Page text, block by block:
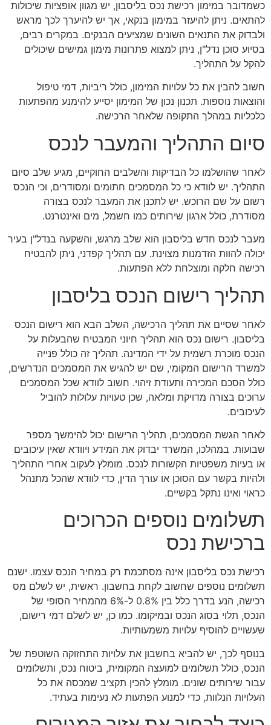
כשמדובר במימון רכישת נכס בליסבון, יש מגוון אופציות שיכולות
להתאים. ניתן להיעזר במימון בנקאי, אך יש להיערך לכך מראש
ולבדוק את התנאים השונים שמציעים הבנקים. במקרים רבים,
בסיוע סוכן נדל"ן, ניתן למצוא פתרונות מימון גמישים שיכולים
להקל על התהליך.
חשוב להבין את כל עלויות המימון, כולל ריביות, דמי טיפול
והוצאות נוספות. תכנון נכון של המימון יסייע להימנע מהפתעות
כלכליות במהלך התקופה שלאחר הרכישה.
סיום התהליך והמעבר לנכס
לאחר שהושלמו כל הבדיקות והשלבים החוקיים, מגיע שלב סיום
התהליך. יש לוודא כי כל המסמכים חתומים ומסודרים, וכי הנכס
רשום על שם הרוכש. יש לתכנן את המעבר לנכס בצורה
מסודרת, כולל ארגון שירותים כמו חשמל, מים ואינטרנט.
מעבר לנכס חדש בליסבון הוא שלב מרגש, והשקעה בנדל"ן בעיר
יכולה להוות הזדמנות מצוינת. עם תהליך קפדני, ניתן להבטיח
רכישה חלקה ומוצלחת ללא הפתעות.
תהליך רישום הנכס בליסבון
לאחר שסיים את תהליך הרכישה, השלב הבא הוא רישום הנכס
בליסבון. רישום נכס הוא תהליך חיוני המבטיח שהבעלות על
הנכס מוכרת רשמית על ידי המדינה. תהליך זה כולל פנייה
למשרד הרישום המקומי, שם יש להגיש את המסמכים הנדרשים,
כולל הסכם המכירה ותעודת זיהוי. חשוב לוודא שכל המסמכים
ערוכים בצורה מדויקת ומלאה, שכן טעויות עלולות להוביל
לעיכובים.
לאחר הגשת המסמכים, תהליך הרישום יכול להימשך מספר
שבועות. במהלכו, המשרד יבדוק את המידע ויוודא שאין עיכובים
או בעיות משפטיות הקשורות לנכס. מומלץ לעקוב אחרי התהליך
ולהיות בקשר עם הסוכן או עורך הדין, כדי לוודא שהכל מתנהל
כראוי ואינו נתקל בקשיים.
תשלומים נוספים הכרוכים
ברכישת נכס
רכישת נכס בליסבון אינה מסתכמת רק במחיר הנכס עצמו. ישנם
תשלומים נוספים שחשוב לקחת בחשבון. ראשית, יש לשלם מס
רכישה, הנע בדרך כלל בין 0.8% ל-6% מהמחיר הסופי של
הנכס, תלוי בסוג הנכס ובמיקומו. כמו כן, יש לשלם דמי רישום,
שעשויים להוסיף עלויות משמעותיות.
בנוסף לכך, יש להביא בחשבון את עלויות התחזוקה השוטפת של
הנכס, כולל תשלומים למועצה המקומית, ביטוח נכס, ותשלומים
עבור שירותים שונים. מומלץ להכין תקציב שמכסה את כל
העלויות הנלוות, כדי למנוע הפתעות לא נעימות בעתיד.